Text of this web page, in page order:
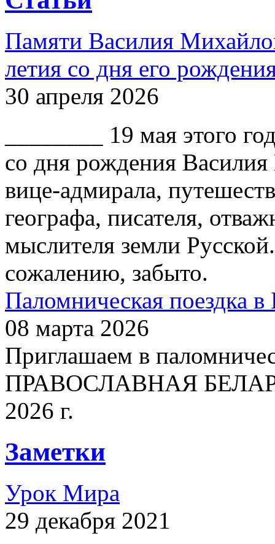
Памяти Василия
летия со дня его
30 апреля 2026
________ 19 мая этого
со дня рождения
вице-адмирала,
географа, писателя,
мыслителя земли
сожалению, забыто.
Паломническая поездка в
08 марта 2026
Приглашаем в
ПРАВОСЛАВНАЯ
2026 г.
Заметки
Урок Мира
29 декабря 2021